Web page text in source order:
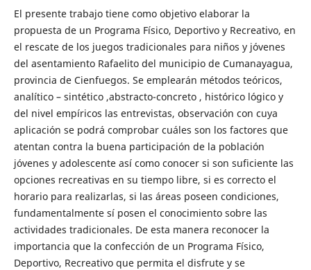
El presente trabajo tiene como objetivo elaborar la
propuesta de un Programa Físico, Deportivo y Recreativo, en
el rescate de los juegos tradicionales para niños y jóvenes
del asentamiento Rafaelito del municipio de Cumanayagua,
provincia de Cienfuegos. Se emplearán métodos teóricos,
analítico – sintético ,abstracto-concreto , histórico lógico y
del nivel empíricos las entrevistas, observación con cuya
aplicación se podrá comprobar cuáles son los factores que
atentan contra la buena participación de la población
jóvenes y adolescente así como conocer si son suficiente las
opciones recreativas en su tiempo libre, si es correcto el
horario para realizarlas, si las áreas poseen condiciones,
fundamentalmente sí posen el conocimiento sobre las
actividades tradicionales. De esta manera reconocer la
importancia que la confección de un Programa Físico,
Deportivo, Recreativo que permita el disfrute y se